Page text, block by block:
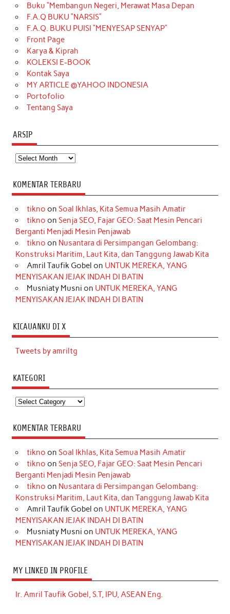
b
o
o
k
a
g
r
a
m
o
k
e
r
e
d
t
e
u
b
Buku “Membangun Negeri, Merawat Masa Depan
F.A.Q BUKU “NARSIS”
F.A.Q. BUKU PUISI “MENYESAP SENYAP”
Front Page
Karya & Kiprah
KOLEKSI E-BOOK
Kontak Saya
MY ARTICLE @YAHOO INDONESIA
Portofolio
Tentang Saya
ARSIP
Arsip
KOMENTAR TERBARU
tikno on Soal Ikhlas, Kita Semua Masih Amatir
tikno on Senja SEO, Fajar GEO: Saat Mesin Pencari
Berganti Menjadi Mesin Penjawab
tikno on Nusantara di Persimpangan Gelombang:
Konstruksi Maritim, Laut Kita, dan Tanggung Jawab Kita
Amril Taufik Gobel on UNTUK MEREKA, YANG
MENYISAKAN JEJAK INDAH DI BATIN
Musniaty Musni on UNTUK MEREKA, YANG
MENYISAKAN JEJAK INDAH DI BATIN
KICAUANKU DI X
Tweets by amriltg
KATEGORI
Kategori
KOMENTAR TERBARU
tikno on Soal Ikhlas, Kita Semua Masih Amatir
tikno on Senja SEO, Fajar GEO: Saat Mesin Pencari
Berganti Menjadi Mesin Penjawab
tikno on Nusantara di Persimpangan Gelombang:
Konstruksi Maritim, Laut Kita, dan Tanggung Jawab Kita
Amril Taufik Gobel on UNTUK MEREKA, YANG
MENYISAKAN JEJAK INDAH DI BATIN
Musniaty Musni on UNTUK MEREKA, YANG
MENYISAKAN JEJAK INDAH DI BATIN
MY LINKED IN PROFILE
Ir. Amril Taufik Gobel, S.T, IPU, ASEAN Eng.